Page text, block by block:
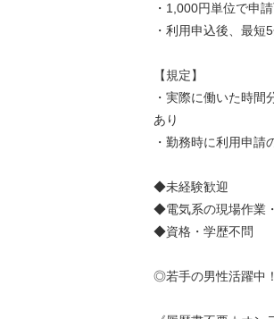
・1,000円単位で申請
・利用申込後、最短
【規定】
・実際に働いた時
あり
・勤務時に利用申
◆未経験歓迎
◆電気系の現場作業
◆資格・学歴不問
◎若手の男性活躍中！